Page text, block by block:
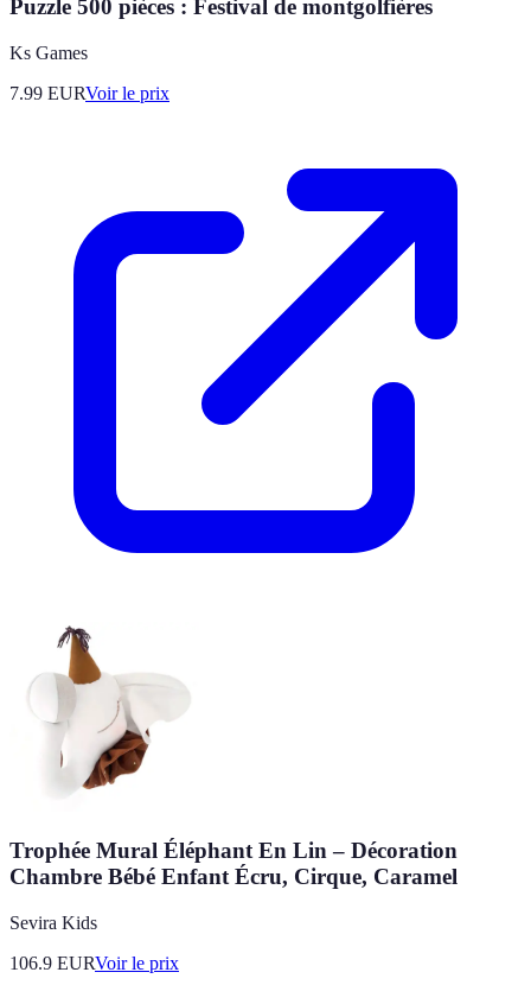
Puzzle 500 pièces : Festival de montgolfières
Ks Games
7.99 EURVoir le prix
Trophée Mural Éléphant En Lin – Décoration
Chambre Bébé Enfant Écru, Cirque, Caramel
Sevira Kids
106.9 EURVoir le prix